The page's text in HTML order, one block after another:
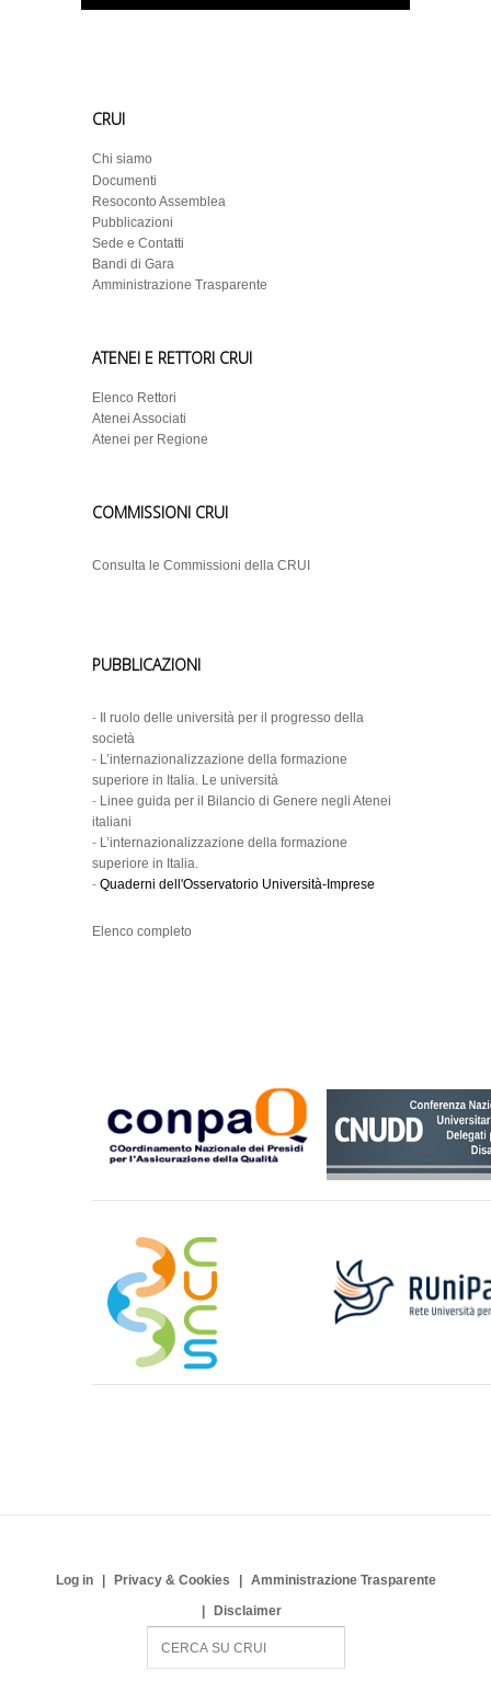
CRUI
Chi siamo
Documenti
Resoconto Assemblea
Pubblicazioni
Sede e Contatti
Bandi di Gara
Amministrazione Trasparente
ATENEI E RETTORI CRUI
Elenco Rettori
Atenei Associati
Atenei per Regione
COMMISSIONI CRUI
Consulta le Commissioni della CRUI
PUBBLICAZIONI
-
Il ruolo delle università per il progresso della
società
- L’internazionalizzazione della formazione
superiore in Italia. Le università
- Linee guida per il Bilancio di Genere negli Atenei
italiani
- L’internazionalizzazione della formazione
superiore in Italia.
- Quaderni dell'Osservatorio Università-Imprese
Elenco completo
Log in Privacy & Cookies
Amministrazione Trasparente
Disclaimer